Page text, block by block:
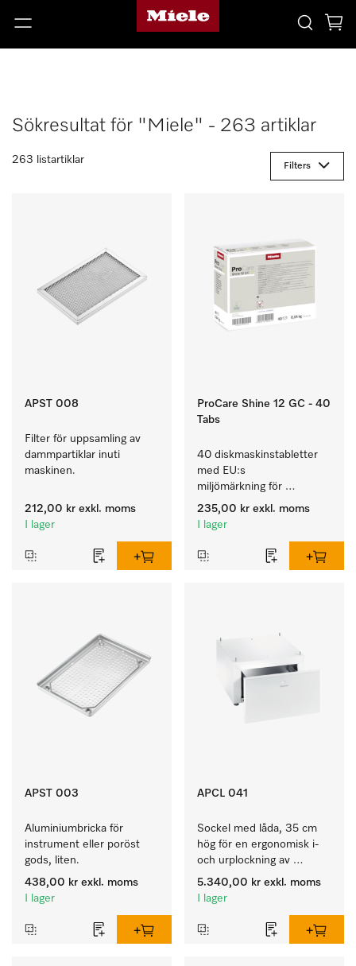
Sökresultat för "Miele" - 263 artiklar
263 listartiklar
Filters
APST 008
Filter för uppsamling av
dammpartiklar inuti
maskinen.
212,00 kr exkl. moms
I lager
ProCare Shine 12 GC - 40
Tabs
40 diskmaskinstabletter
med EU:s
miljömärkning för
rengöring av mycket
smutsigt porslin, bestick
235,00 kr exkl. moms
I lager
APST 003
Aluminiumbricka för
instrument eller poröst
gods, liten.
438,00 kr exkl. moms
I lager
APCL 041
Sockel med låda, 35 cm
hög för en ergonomisk i-
och urplockning av
tvättmaskinen och
torktumlaren.
5.340,00 kr exkl. moms
I lager